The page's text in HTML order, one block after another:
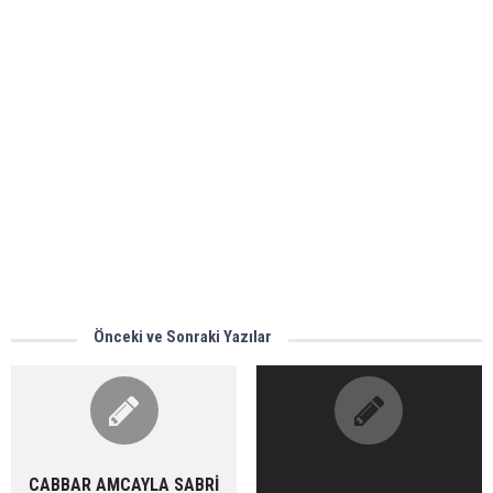
Önceki ve Sonraki Yazılar
CABBAR AMCAYLA SABRİ